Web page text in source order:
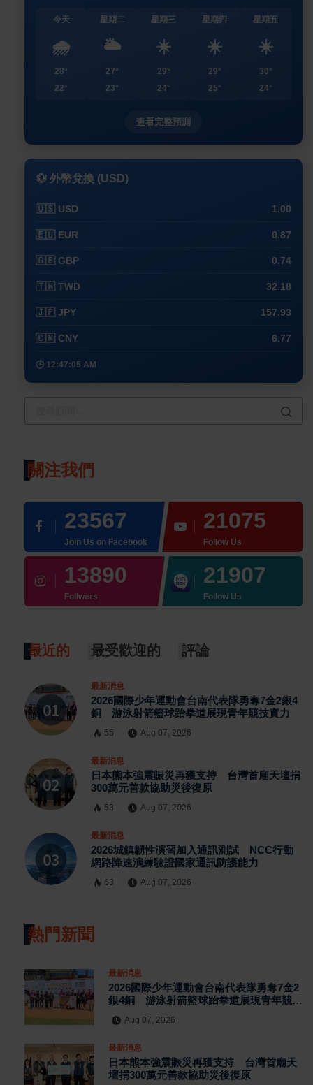
今天
🌧️
28°
22°
星期二
🌥️
27°
23°
星期三
☀️
29°
24°
星期四
☀️
29°
25°
星期五
☀️
30°
24°
查看完整預測
💱 外幣兌換 (USD)
🇺🇸 USD 1.00
🇪🇺 EUR 0.87
🇬🇧 GBP 0.74
🇹🇼 TWD 32.18
🇯🇵 JPY 157.93
🇨🇳 CNY 6.77
🕒 12:47:05 AM
關注我們
23567
Join Us on Facebook
21075
Follow Us
13890
Follwers
21907
Follow Us
最近的 最受歡迎的 評論
最新消息
2026國際少年運動會台南代表隊勇奪7金2銀4
銅 游泳射箭籃球跆拳道展現青年競技實力
55 Aug 07, 2026
最新消息
日本熊本強震賑災再獲支持 台灣首廟天壇捐
300萬元善款協助災後復原
53 Aug 07, 2026
最新消息
2026城鎮韌性演習加入通訊測試 NCC行動
網路降速演練驗證國家通訊防護能力
63 Aug 07, 2026
熱門新聞
最新消息
2026國際少年運動會台南代表隊勇奪7金2
銀4銅 游泳射箭籃球跆拳道展現青年競技
Aug 07, 2026
最新消息
日本熊本強震賑災再獲支持 台灣首廟天
壇捐300萬元善款協助災後復原